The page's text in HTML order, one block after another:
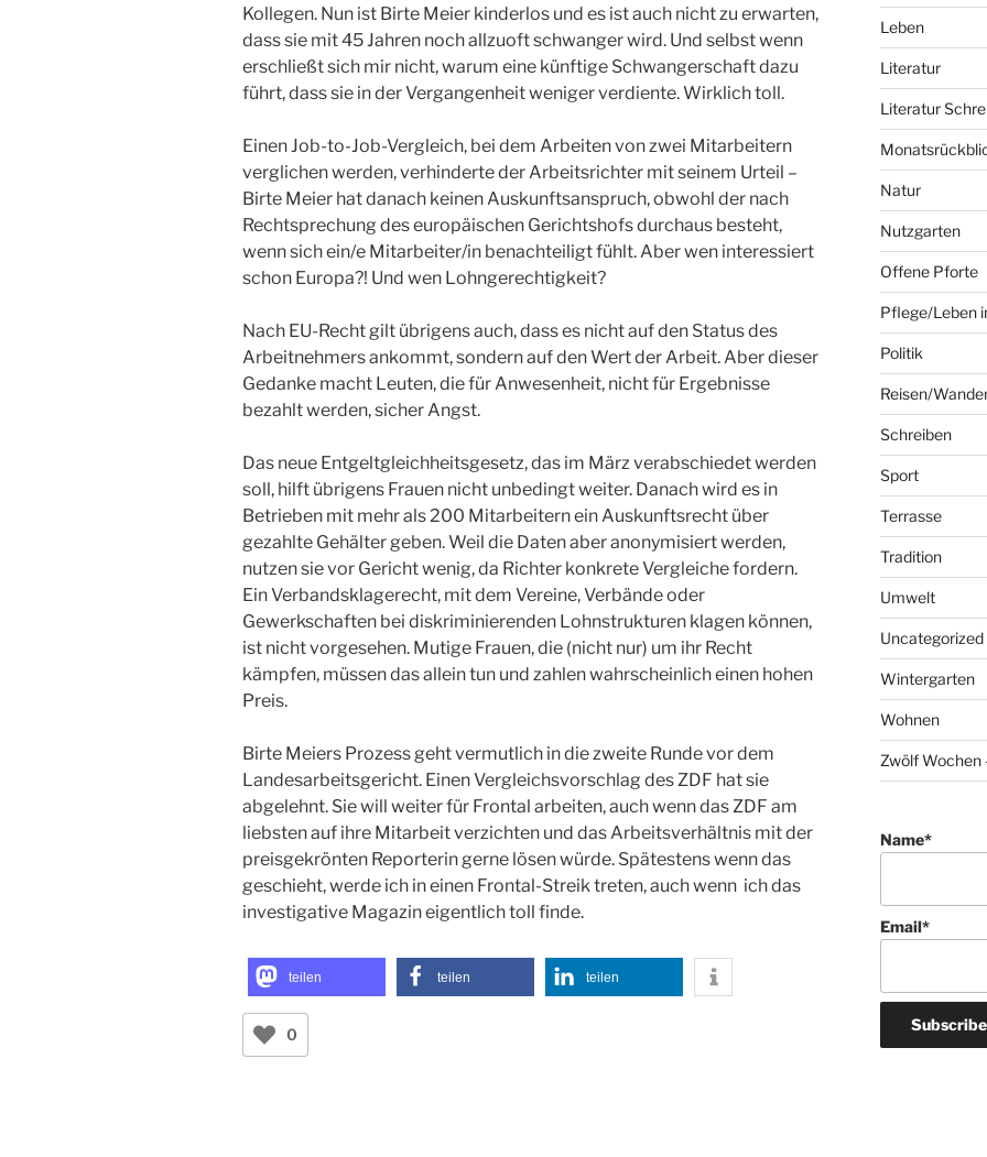
Kollegen. Nun ist Birte Meier kinderlos und es ist auch nicht zu erwarten,
dass sie mit 45 Jahren noch allzuoft schwanger wird. Und selbst wenn
erschließt sich mir nicht, warum eine künftige Schwangerschaft dazu
führt, dass sie in der Vergangenheit weniger verdiente. Wirklich toll.
Einen Job-to-Job-Vergleich, bei dem Arbeiten von zwei Mitarbeitern
verglichen werden, verhinderte der Arbeitsrichter mit seinem Urteil –
Birte Meier hat danach keinen Auskunftsanspruch, obwohl der nach
Rechtsprechung des europäischen Gerichtshofs durchaus besteht,
wenn sich ein/e Mitarbeiter/in benachteiligt fühlt. Aber wen interessiert
schon Europa?! Und wen Lohngerechtigkeit?
Nach EU-Recht gilt übrigens auch, dass es nicht auf den Status des
Arbeitnehmers ankommt, sondern auf den Wert der Arbeit. Aber dieser
Gedanke macht Leuten, die für Anwesenheit, nicht für Ergebnisse
bezahlt werden, sicher Angst.
Das neue Entgeltgleichheitsgesetz, das im März verabschiedet werden
soll, hilft übrigens Frauen nicht unbedingt weiter. Danach wird es in
Betrieben mit mehr als 200 Mitarbeitern ein Auskunftsrecht über
gezahlte Gehälter geben. Weil die Daten aber anonymisiert werden,
nutzen sie vor Gericht wenig, da Richter konkrete Vergleiche fordern.
Ein Verbandsklagerecht, mit dem Vereine, Verbände oder
Gewerkschaften bei diskriminierenden Lohnstrukturen klagen können,
ist nicht vorgesehen. Mutige Frauen, die (nicht nur) um ihr Recht
kämpfen, müssen das allein tun und zahlen wahrscheinlich einen hohen
Preis.
Birte Meiers Prozess geht vermutlich in die zweite Runde vor dem
Landesarbeitsgericht. Einen Vergleichsvorschlag des ZDF hat sie
abgelehnt. Sie will weiter für Frontal arbeiten, auch wenn das ZDF am
liebsten auf ihre Mitarbeit verzichten und das Arbeitsverhältnis mit der
preisgekrönten Reporterin gerne lösen würde. Spätestens wenn das
geschieht, werde ich in einen Frontal-Streik treten, auch wenn ich das
investigative Magazin eigentlich toll finde.
teilen teilen teilen
0
Leben
Literatur
Literatur
Natur
Nutzgarten
Offene Pforte
Pflege/Leben
Politik
Reisen/
Schreiben
Sport
Terrasse
Tradition
Umwelt
Uncategorized
Wintergarten
Wohnen
Zwölf Wochen
Name*
Email*